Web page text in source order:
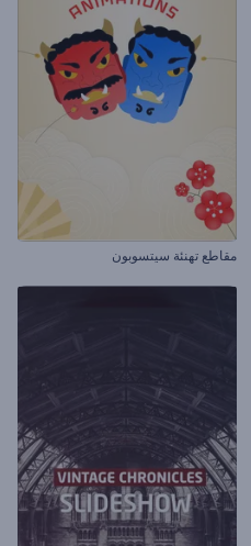
مقاطع تهنئة سيتسوبون